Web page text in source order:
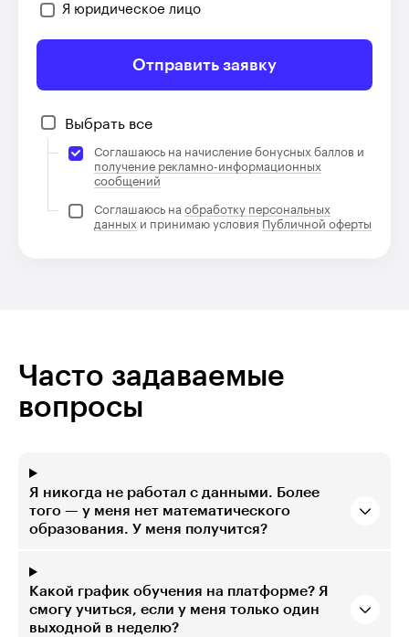
Я юридическое лицо
Отправить заявку
Выбрать все
Соглашаюсь на начисление бонусных баллов и
получение рекламно-информационных
сообщений
Соглашаюсь на обработку персональных
данных и принимаю условия Публичной оферты
Часто задаваемые
вопросы
Я никогда не работал с данными. Более
того — у меня нет математического
образования. У меня получится?
Какой график обучения на платформе? Я
смогу учиться, если у меня только один
выходной в неделю?